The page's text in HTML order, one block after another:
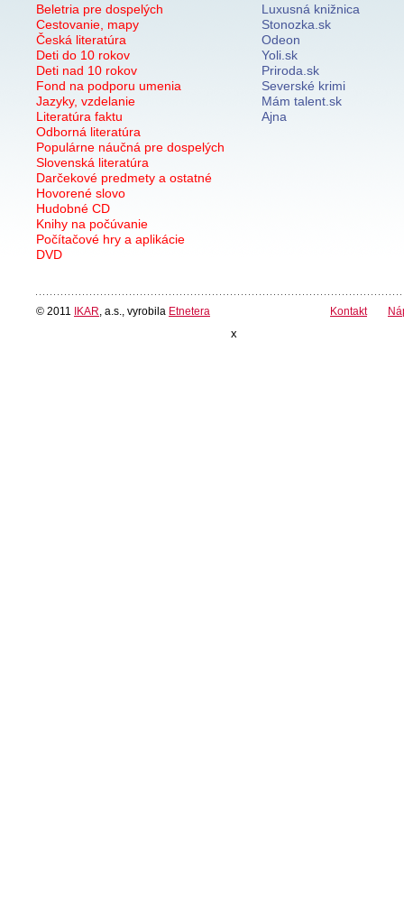
Beletria pre dospelých
Cestovanie, mapy
Česká literatúra
Deti do 10 rokov
Deti nad 10 rokov
Fond na podporu umenia
Jazyky, vzdelanie
Literatúra faktu
Odborná literatúra
Populárne náučná pre dospelých
Slovenská literatúra
Darčekové predmety a ostatné
Hovorené slovo
Hudobné CD
Knihy na počúvanie
Počítačové hry a aplikácie
DVD
Luxusná knižnica
Stonozka.sk
Odeon
Yoli.sk
Priroda.sk
Severské krimi
Mám talent.sk
Ajna
© 2011 IKAR , a.s., vyrobila Etnetera Kontakt
x